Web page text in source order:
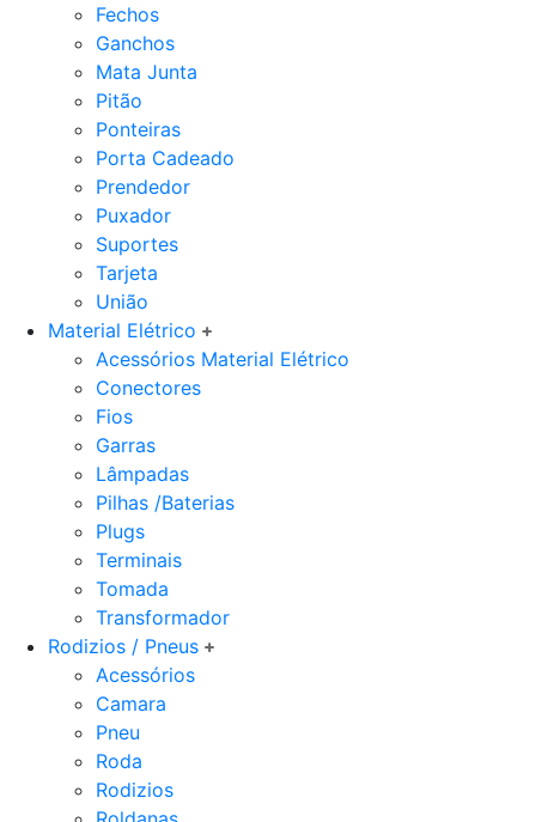
Fechos
Ganchos
Mata Junta
Pitão
Ponteiras
Porta Cadeado
Prendedor
Puxador
Suportes
Tarjeta
União
Material Elétrico
Acessórios Material Elétrico
Conectores
Fios
Garras
Lâmpadas
Pilhas /Baterias
Plugs
Terminais
Tomada
Transformador
Rodizios / Pneus
Acessórios
Camara
Pneu
Roda
Rodizios